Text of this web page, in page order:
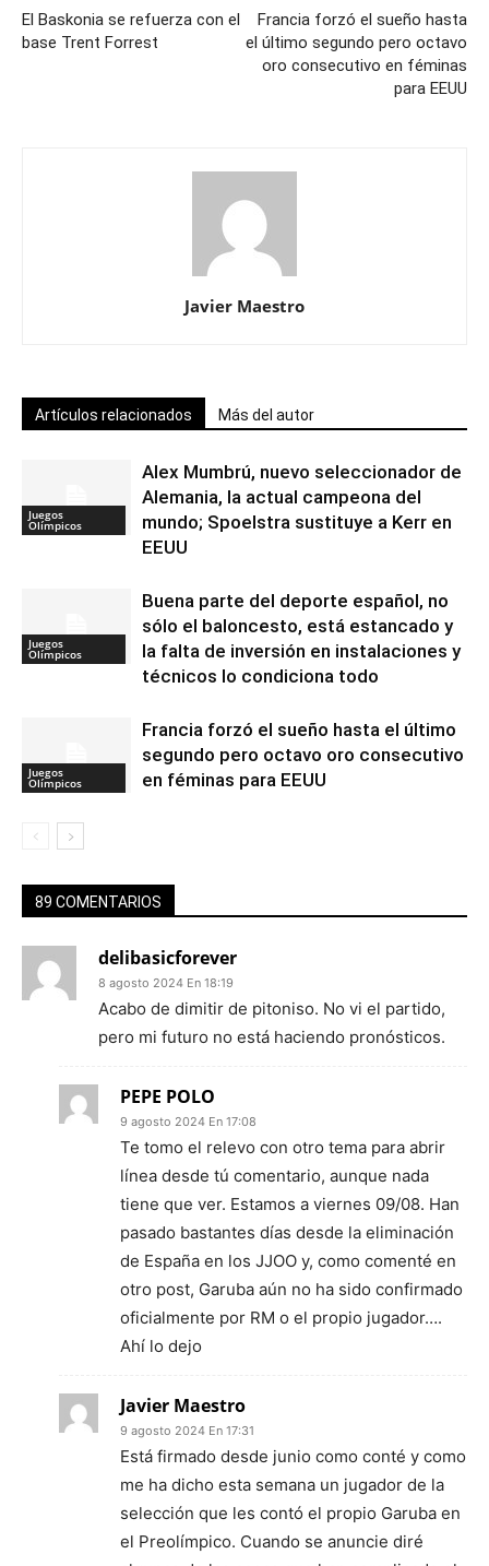
El Baskonia se refuerza con el
base Trent Forrest
Francia forzó el sueño hasta
el último segundo pero octavo
oro consecutivo en féminas
para EEUU
Javier Maestro
Artículos relacionados Más del autor
Juegos
Olímpicos
Alex Mumbrú, nuevo seleccionador de
Alemania, la actual campeona del
mundo; Spoelstra sustituye a Kerr en
EEUU
Juegos
Olímpicos
Buena parte del deporte español, no
sólo el baloncesto, está estancado y
la falta de inversión en instalaciones y
técnicos lo condiciona todo
Juegos
Olímpicos
Francia forzó el sueño hasta el último
segundo pero octavo oro consecutivo
en féminas para EEUU
89 COMENTARIOS
delibasicforever
8 agosto 2024 En 18:19
Acabo de dimitir de pitoniso. No vi el partido,
pero mi futuro no está haciendo pronósticos.
PEPE POLO
9 agosto 2024 En 17:08
Te tomo el relevo con otro tema para abrir
línea desde tú comentario, aunque nada
tiene que ver. Estamos a viernes 09/08. Han
pasado bastantes días desde la eliminación
de España en los JJOO y, como comenté en
otro post, Garuba aún no ha sido confirmado
oficialmente por RM o el propio jugador….
Ahí lo dejo
Javier Maestro
9 agosto 2024 En 17:31
Está firmado desde junio como conté y como
me ha dicho esta semana un jugador de la
selección que les contó el propio Garuba en
el Preolímpico. Cuando se anuncie diré